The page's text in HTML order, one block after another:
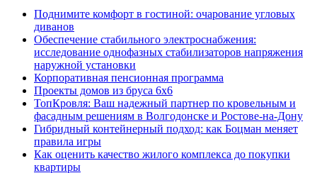
Поднимите комфорт в гостиной: очарование угловых
диванов
Обеспечение стабильного электроснабжения:
исследование однофазных стабилизаторов напряжения
наружной установки
Корпоративная пенсионная программа
Проекты домов из бруса 6х6
ТопКровля: Ваш надежный партнер по кровельным и
фасадным решениям в Волгодонске и Ростове-на-Дону
Гибридный контейнерный подход: как Боцман меняет
правила игры
Как оценить качество жилого комплекса до покупки
квартиры